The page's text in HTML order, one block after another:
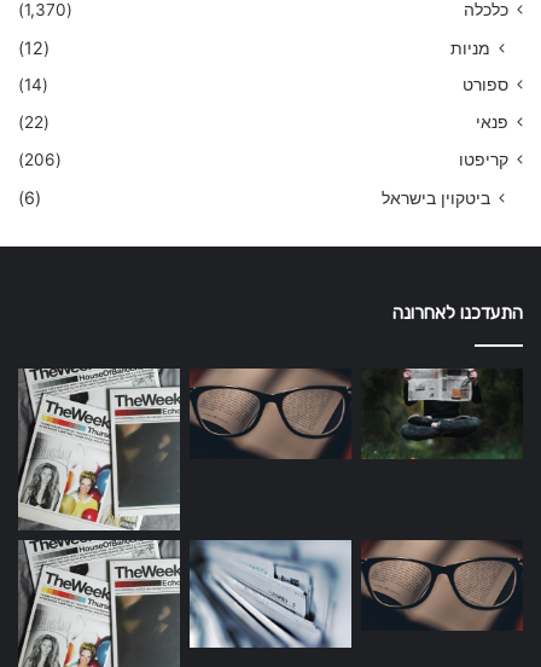
כלכלה
(1,370)
מניות (12)
ספורט
(14)
פנאי
(22)
קריפטו
(206)
ביטקוין בישראל (6)
התעדכנו לאחרונה